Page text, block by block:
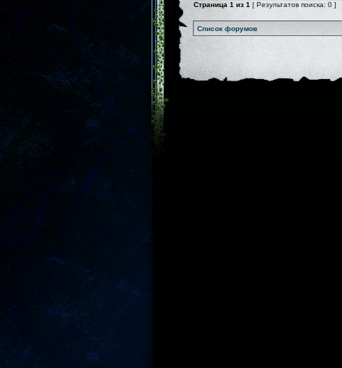
Страница 1 из 1 [ Результатов поиска: 0 ]
Список форумов